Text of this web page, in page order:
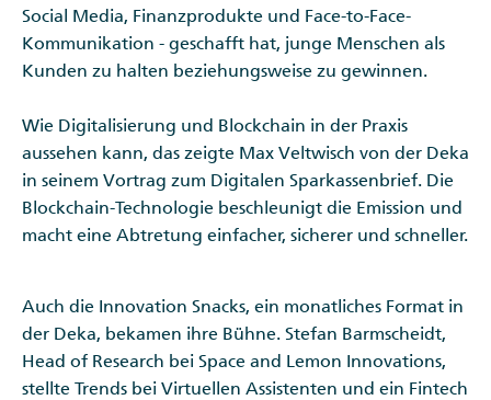
Social Media, Finanzprodukte und Face-to-Face-
Kommunikation - geschafft hat, junge Menschen als
Kunden zu halten beziehungsweise zu gewinnen.
Wie Digitalisierung und Blockchain in der Praxis
aussehen kann, das zeigte Max Veltwisch von der Deka
in seinem Vortrag zum Digitalen Sparkassenbrief. Die
Blockchain-Technologie beschleunigt die Emission und
macht eine Abtretung einfacher, sicherer und schneller.
Auch die Innovation Snacks, ein monatliches Format in
der Deka, bekamen ihre Bühne. Stefan Barmscheidt,
Head of Research bei Space and Lemon Innovations,
stellte Trends bei Virtuellen Assistenten und ein Fintech